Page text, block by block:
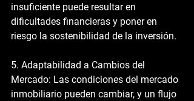
insuficiente puede resultar en
dificultades financieras y poner en
riesgo la sostenibilidad de la inversión.
5. Adaptabilidad a Cambios del
Mercado: Las condiciones del mercado
inmobiliario pueden cambiar, y un flujo